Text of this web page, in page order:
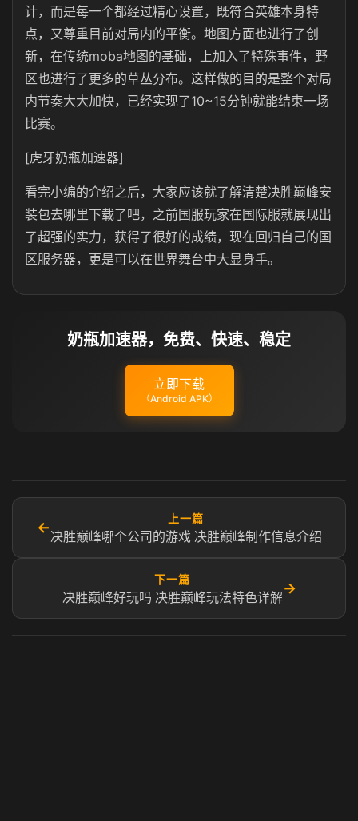
计，而是每一个都经过精心设置，既符合英雄本身特
点，又尊重目前对局内的平衡。地图方面也进行了创
新，在传统moba地图的基础，上加入了特殊事件，野
区也进行了更多的草丛分布。这样做的目的是整个对局
内节奏大大加快，已经实现了10~15分钟就能结束一场
比赛。
[虎牙奶瓶加速器]
看完小编的介绍之后，大家应该就了解清楚决胜巅峰安
装包去哪里下载了吧，之前国服玩家在国际服就展现出
了超强的实力，获得了很好的成绩，现在回归自己的国
区服务器，更是可以在世界舞台中大显身手。
奶瓶加速器，免费、快速、稳定
立即下载
（Android APK）
←
上一篇
决胜巅峰哪个公司的游戏 决胜巅峰制作信息介绍
下一篇
决胜巅峰好玩吗 决胜巅峰玩法特色详解
→